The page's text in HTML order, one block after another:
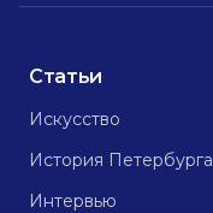
Статьи
Искусство
История Петербурга
Интервью